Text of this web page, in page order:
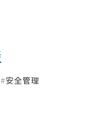
安全管理